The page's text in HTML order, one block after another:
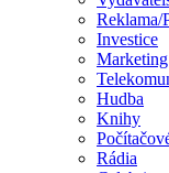
Reklama/
Investice
Marketing
Hudba
Knihy
Rádia